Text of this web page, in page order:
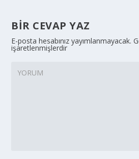
BIR CEVAP YAZ
E-posta hesabınız yayımlanmayacak.
işaretlenmişlerdir